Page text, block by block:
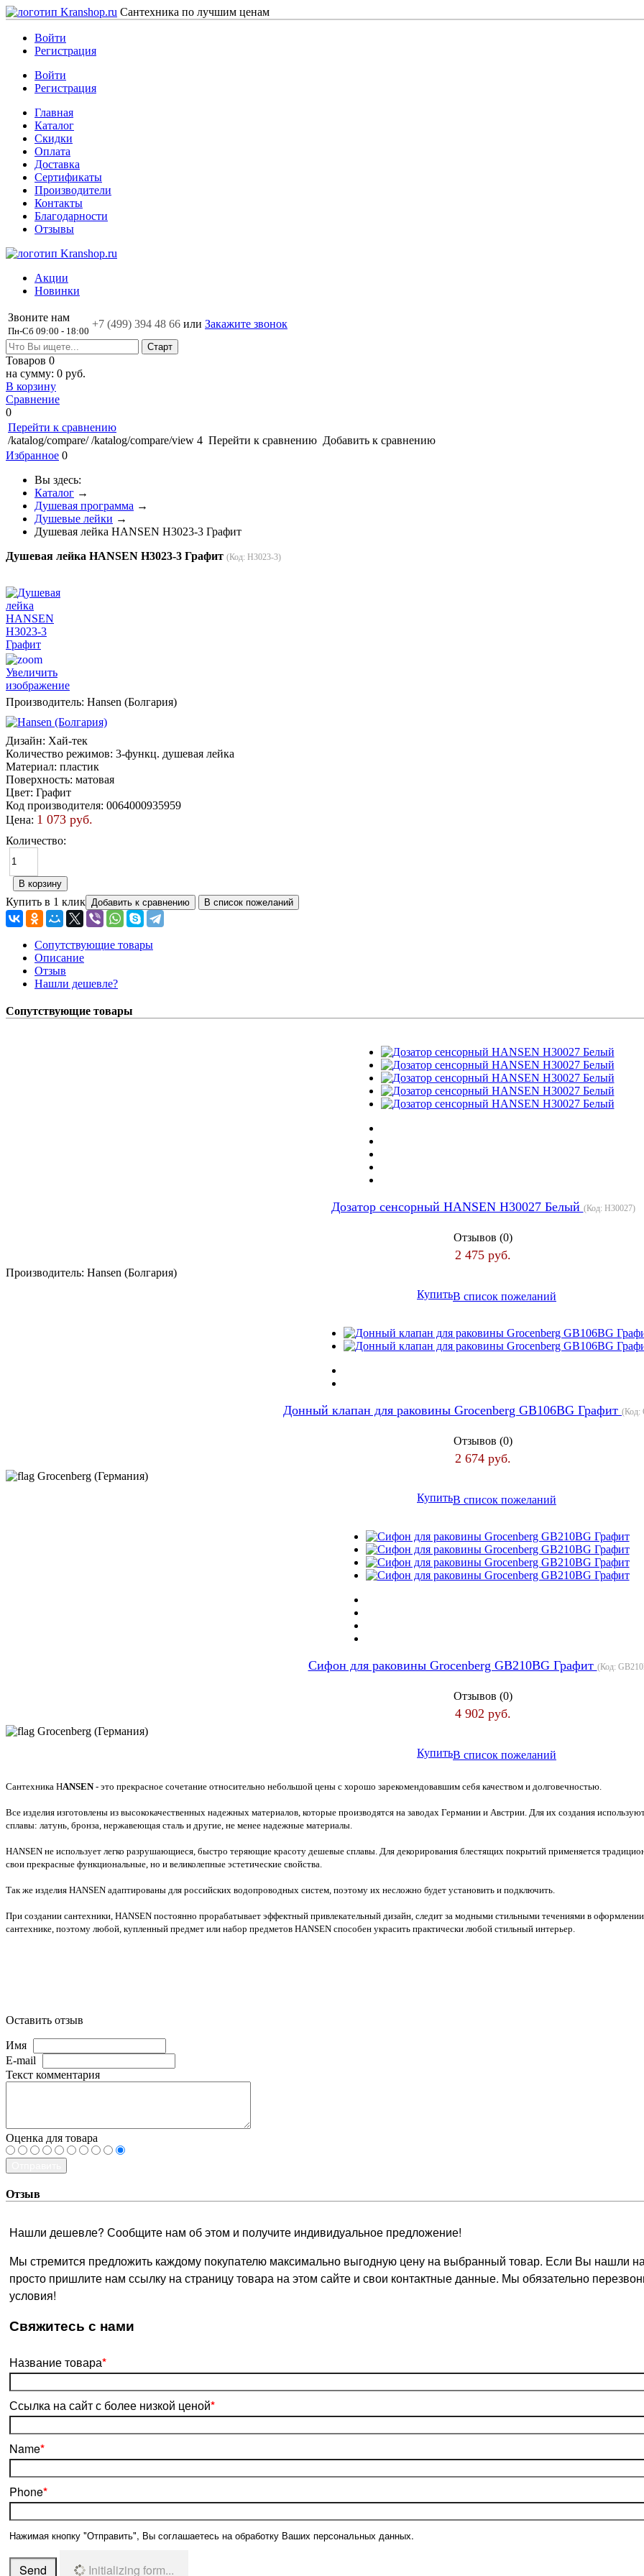
Сантехника по лучшим ценам
Войти
Регистрация
Войти
Регистрация
Главная
Каталог
Скидки
Оплата
Доставка
Сертификаты
Производители
Контакты
Благодарности
Отзывы
Акции
Новинки
Звоните нам
Пн-Сб 09:00 - 18:00
+7 (499) 394 48 66 или Закажите звонок
Товаров 0
на сумму: 0 руб.
В корзину
Сравнение
0
Перейти к сравнению
/katalog/compare/ /katalog/compare/view 4 Перейти к сравнению Добавить к сравнению
Избранное 0
Вы здесь:
Каталог →
Душевая программа →
Душевые лейки →
Душевая лейка HANSEN H3023-3 Графит
Душевая лейка HANSEN H3023-3 Графит (Код: H3023-3)
Увеличить
изображение
Производитель: Hansen (Болгария)
Дизайн: Хай-тек
Количество режимов: 3-функц. душевая лейка
Материал: пластик
Поверхность: матовая
Цвет: Графит
Код производителя: 0064000935959
Цена: 1 073 руб.
Количество:
Купить в 1 клик
Сопутствующие товары
Описание
Отзыв
Нашли дешевле?
Сопутствующие товары
Дозатор сенсорный HANSEN H30027 Белый (Код: H30027)
Отзывов (0)
2 475 руб.
Производитель: Hansen (Болгария)
КупитьВ список пожеланий
Донный клапан для раковины Grocenberg GB106BG Графит (Код:
Отзывов (0)
2 674 руб.
Grocenberg (Германия)
КупитьВ список пожеланий
Сифон для раковины Grocenberg GB210BG Графит (Код:
Отзывов (0)
4 902 руб.
Grocenberg (Германия)
КупитьВ список пожеланий
Сантехника HANSEN- это прекрасное сочетание относительно небольшой цены с хорошо зарекомендовавшим себя качеством и долговечностью.
Все изделия изготовлены из высококачественных надежных материалов, которые производятся на заводах Германии и Австрии. Для их создания
сплавы: латунь, бронза, нержавеющая сталь и другие, не менее надежные материалы.
HANSEN не использует легко разрушающиеся, быстро теряющие красоту дешевые сплавы. Для декорирования блестящих покрытий применяется
свои прекрасные функциональные, но и великолепные эстетические свойства.
Так же изделия HANSEN адаптированы для российских водопроводных систем, поэтому их несложно будет установить и подключить.
При создании сантехники, HANSEN постоянно прорабатывает эффектный привлекательный дизайн, следит за модными стильными течениями в
сантехнике, поэтому любой, купленный предмет или набор предметов HANSEN способен украсить практически любой стильный интерьер.
Оставить отзыв
Имя
E-mail
Текст комментария
Оценка для товара
Отзыв
Нашли дешевле? Сообщите нам об этом и получите индивидуальное предложение!
Мы стремится предложить каждому покупателю максимально выгодную цену на выбранный товар. Если Вы нашли
просто пришлите нам ссылку на страницу товара на этом сайте и свои контактные данные. Мы обязательно
условия!
­Свяжитесь с нами
Название товара*
Ссылка на сайт с более низкой ценой*
Name*
Phone*
Нажимая кнопку "Отправить", Вы соглашаетесь на обработку Ваших персональных данных.
Send Initializing form...